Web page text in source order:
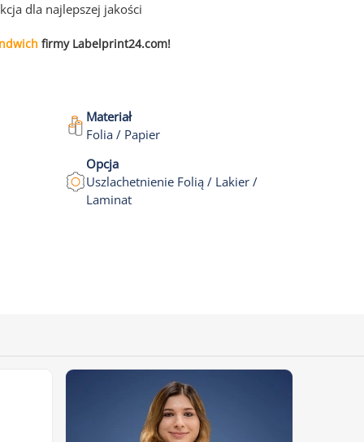
dla najlepszej jakości
firmy Labelprint24.com!
Materiał
Folia / Papier
Opcja
Uszlachetnienie Folią / Lakier /
Laminat